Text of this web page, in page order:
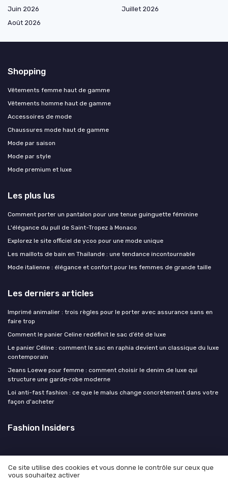
Juin 2026
Juillet 2026
Août 2026
Shopping
Vêtements femme haut de gamme
Vêtements homme haut de gamme
Accessoires de mode
Chaussures mode haut de gamme
Mode par saison
Mode par style
Mode premium et luxe
Les plus lus
Comment porter un pantalon pour une tenue guinguette féminine
L'élégance du pull de Saint-Tropez à Monaco
Explorez le site officiel de ycoo pour une mode unique
Les maillots de bain en Thaïlande : une tendance incontournable
Mode italienne : élégance et confort pour les femmes de grande taille
Les derniers articles
Imprimé animalier : trois règles pour le porter avec assurance sans en
faire trop
Comment le panier Celine redéfinit le sac d’été de luxe
Le panier Céline : comment le sac en raphia devient un classique du luxe
contemporain
Jeans Loewe pour femme : comment choisir le denim de luxe qui
structure une garde‑robe moderne
Loi anti-fast fashion : ce que le malus change concrètement dans votre
façon d'acheter
Fashion Insiders
Ce site utilise des cookies et vous donne le contrôle sur ceux que
vous souhaitez activer